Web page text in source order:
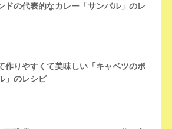
ドの代表的なカレー「サンバル」のレ
作りやすくて美味しい「キャベツのポ
」のレシピ